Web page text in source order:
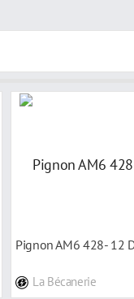
Pignon AM6 428- 12
La Bécanerie